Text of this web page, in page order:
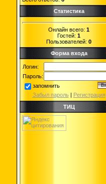
Статистика
Онлайн всего: 1
Гостей: 1
Пользователей: 0
Форма входа
Логин:
Пароль:
запомнить
Забыл пароль | Регистрация
ТИЦ